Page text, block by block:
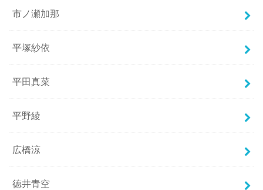
市ノ瀬加那
平塚紗依
平田真菜
平野綾
広橋涼
徳井青空